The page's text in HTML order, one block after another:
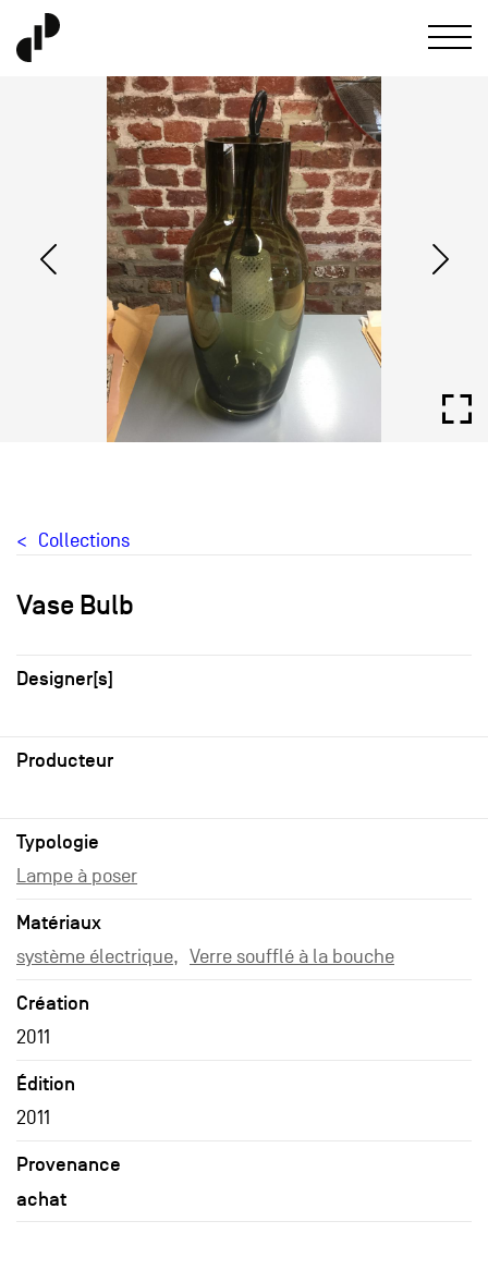
Collections
Vase Bulb
Designer[s]
Producteur
Typologie
Lampe à poser
Matériaux
système électrique Verre soufflé à la bouche
Création
2011
Édition
2011
Provenance
achat